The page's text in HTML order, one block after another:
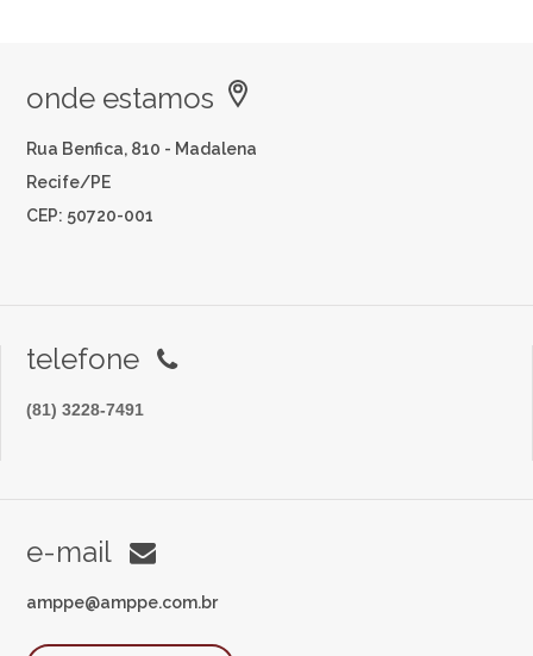
onde estamos
Rua Benfica, 810 - Madalena
Recife/PE
CEP: 50720-001
telefone
(81) 3228-7491
e-mail
amppe@amppe.com.br